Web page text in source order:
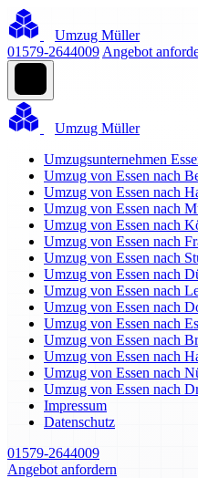
Umzug Müller
01579-2644009 Angebot
Umzug Müller
Umzugsunternehmen
Umzug von Essen nach
Umzug von Essen nach
Umzug von Essen nach
Umzug von Essen nach
Umzug von Essen nach
Umzug von Essen nach
Umzug von Essen nach
Umzug von Essen nach
Umzug von Essen nach
Umzug von Essen nach
Umzug von Essen nach
Umzug von Essen nach
Umzug von Essen nach
Umzug von Essen nach
Impressum
Datenschutz
01579-2644009
Angebot anfordern